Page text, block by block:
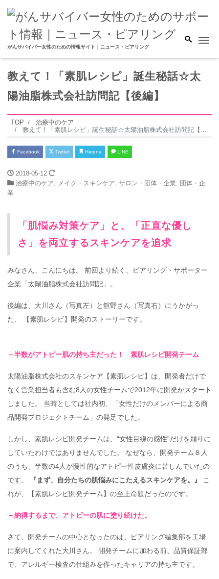
がんサバイバー女性のための情報サイト｜ニュース・ピアリング
教えて！「素肌レシピ」誕生秘話☆太
陽油脂株式会社訪問記【後編】
TOP
治療中のケア
教えて！「素肌レシピ」誕生秘話☆太陽油脂株式会社訪問記【後編】
Facebook Twitter Hatena LINE
2018-05-12
治療中のケア, メイク・スキンケア, サロン・団体・企業, 団体・企
業
「肌悩み対策ケア」と、「正直な優し
さ」を両立するスキンケアを追求
みなさん、こんにちは。 前回より続く、ピアリング・サポーター
企業「太陽油脂株式会社訪問記」。
後編は、大川さん（写真左）と舘野さん（写真右）にうかがっ
た、 【素肌レシピ】開発のストーリーです。
－半数がアトピー肌の持ち主だった！ 素肌レシピ開発チーム
太陽油脂株式会社のスキンケア【素肌レシピ】は、開発者だけで
なく営業担当者も含む8人の女性チームで2012年に開発がスタート
しました。 当時としては社内初、「女性だけのメンバーによる商
品開発プロジェクトチーム」の発足でした。
しかし、素肌レシピ開発チームは、“女性目線の感性”だけを頼りに
していたわけではありませんでした。 なぜなら、開発チーム８人
のうち、半数の4人が慢性的なアトピー性皮膚炎に苦しんでいたの
です。
『まず、自分たちの肌悩みにこたえるスキンケアを。』
こ
れが、【素肌レシピ開発チーム】の至上命題だったのです。
－納得するまで、アトピーの肌に塗り続けた。
さて、開発チームの中心となったのは、ピアリング編集部を工場
に案内してくれた大川さん。 開発チームに加わる前、品質保証部
で、アレルギー検査の仕組みを作ったキャリアの持ち主です。